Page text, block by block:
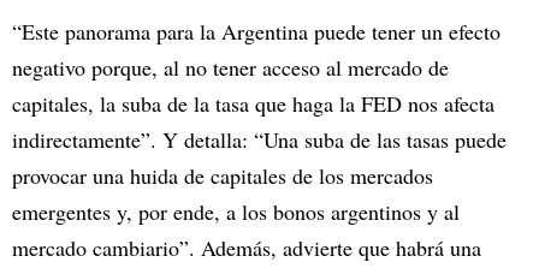
“Este panorama para la Argentina puede tener un efecto
negativo porque, al no tener acceso al mercado de
capitales, la suba de la tasa que haga la FED nos afecta
indirectamente”. Y detalla: “Una suba de las tasas puede
provocar una huida de capitales de los mercados
emergentes y, por ende, a los bonos argentinos y al
mercado cambiario”. Además, advierte que habrá una